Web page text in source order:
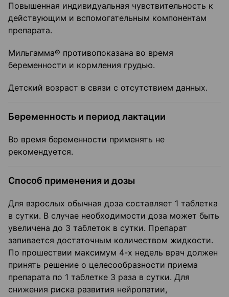
Повышенная индивидуальная чувствительность к
действующим и вспомогательным компонентам
препарата.
Мильгамма® противопоказана во время
беременности и кормления грудью.
Детский возраст в связи с отсутствием данных.
Беременность и период лактации
Во время беременности применять не
рекомендуется.
Способ применения и дозы
Для взрослых обычная доза составляет 1 таблетка
в сутки. В случае необходимости доза может быть
увеличена до 3 таблеток в сутки. Препарат
запивается достаточным количеством жидкости.
По прошествии максимум 4-х недель врач должен
принять решение о целесообразности приема
препарата по 1 таблетке 3 раза в сутки. Для
снижения риска развития нейропатии,